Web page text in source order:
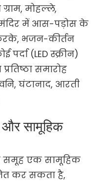
मोहल्ले,
मंदिर में आस-पड़ोस के
भजन-कीर्तन
(LED स्क्रीन)
समारोह
घंटानाद, आरती
और सामूहिक
एक सामूहिक
कर सकता है,